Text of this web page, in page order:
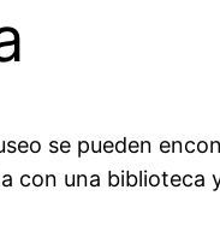
se pueden
con una biblioteca